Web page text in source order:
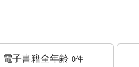
電子書籍全年齢 0件